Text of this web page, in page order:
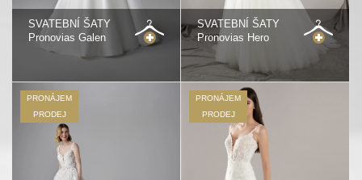
SVATEBNÍ ŠATY
Pronovias Galen
SVATEBNÍ ŠATY
Pronovias Hero
PRONÁJEM
PRODEJ
PRONÁJEM
PRODEJ